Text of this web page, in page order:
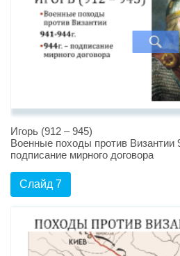
Игорь (912 – 945)
Военные походы против Византии
подписание мирного договора
Слайд 7